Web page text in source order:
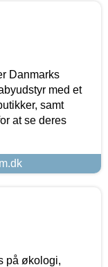
Danmarks
med et
samt
at se deres
på økologi,